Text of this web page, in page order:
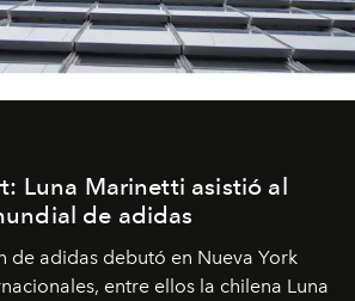
Luna Marinetti asistió al
de adidas
de adidas debutó en Nueva York
entre ellos la chilena Luna